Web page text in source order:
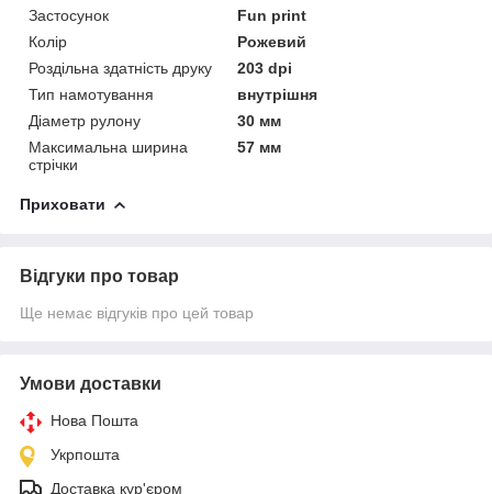
Застосунок
Fun print
Колір
Рожевий
Роздільна здатність друку
203 dpi
Тип намотування
внутрішня
Діаметр рулону
30 мм
Максимальна ширина
стрічки
57 мм
Приховати
Відгуки про товар
Ще немає відгуків про цей товар
Умови доставки
Нова Пошта
Укрпошта
Доставка кур'єром